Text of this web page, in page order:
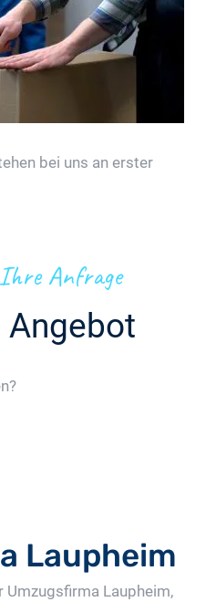
bei uns an erster
Anfrage
Angebot
Laupheim
Umzugsfirma Laupheim,